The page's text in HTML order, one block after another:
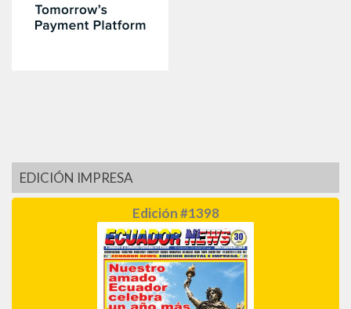
EDICIÓN IMPRESA
Edición #1398